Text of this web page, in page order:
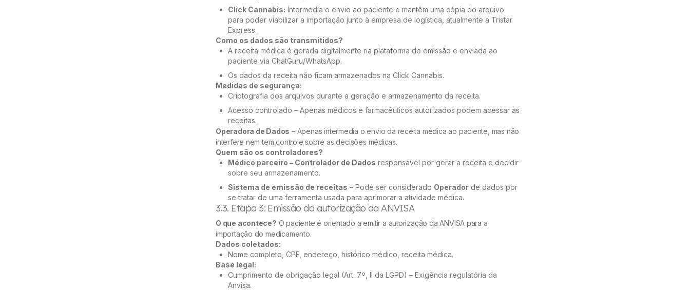
Click Cannabis: Intermedia o envio ao paciente e mantêm uma cópia do arquivo
para poder viabilizar a importação junto à empresa de logística, atualmente a Tristar
Express.
Como os dados são transmitidos?
A receita médica é gerada digitalmente na plataforma de emissão e enviada ao
paciente via ChatGuru/WhatsApp.
Os dados da receita não ficam armazenados na Click Cannabis.
Medidas de segurança:
Criptografia dos arquivos durante a geração e armazenamento da receita.
Acesso controlado – Apenas médicos e farmacêuticos autorizados podem acessar as
receitas.
Operadora de Dados – Apenas intermedia o envio da receita médica ao paciente, mas não
interfere nem tem controle sobre as decisões médicas.
Quem são os controladores?
Médico parceiro – Controlador de Dados responsável por gerar a receita e decidir
sobre seu armazenamento.
Sistema de emissão de receitas – Pode ser considerado Operador de dados por
se tratar de uma ferramenta usada para aprimorar a atividade médica.
3.3. Etapa 3: Emissão da autorização da ANVISA
O que acontece? O paciente é orientado a emitir a autorização da ANVISA para a
importação do medicamento.
Dados coletados:
Nome completo, CPF, endereço, histórico médico, receita médica.
Base legal:
Cumprimento de obrigação legal (Art. 7º, II da LGPD) – Exigência regulatória da
Anvisa.